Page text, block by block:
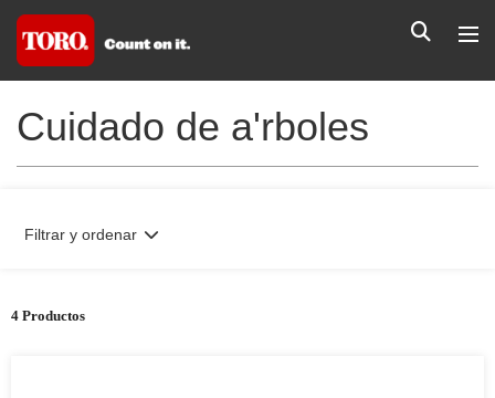
Cuidado de a'rboles
4 Productos
Filtrar y ordenar